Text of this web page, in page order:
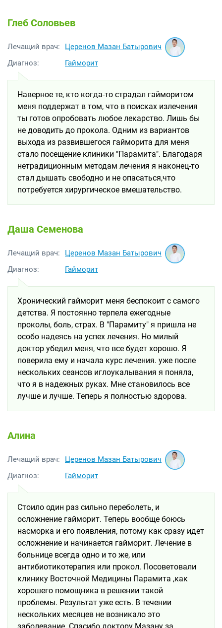
Глеб Соловьев
Лечащий врач:
Церенов Мазан Батырович
Диагноз:
Гайморит
Наверное те, кто когда-то страдал гайморитом
меня поддержат в том, что в поисках излечения
ты готов опробовать любое лекарство. Лишь бы
не доводить до прокола. Одним из вариантов
выхода из развившегося гайморита для меня
стало посещение клиники "Парамита". Благодаря
нетрадиционным методам лечения я наконец-то
стал дышать свободно и не опасаться,что
потребуется хирургическое вмешательство.
Даша Семенова
Лечащий врач:
Церенов Мазан Батырович
Диагноз:
Гайморит
Хронический гайморит меня беспокоит с самого
детства. Я постоянно терпела ежегодные
проколы, боль, страх. В "Парамиту" я пришла не
особо надеясь на успех лечения. Но милый
доктор убедил меня, что все будет хорошо. Я
поверила ему и начала курс лечения. уже после
нескольких сеансов иглоукалывания я поняла,
что я в надежных руках. Мне становилось все
лучше и лучше. Теперь я полностью здорова.
Алина
Лечащий врач:
Церенов Мазан Батырович
Диагноз:
Гайморит
Стоило один раз сильно переболеть, и
осложнение гайморит. Теперь вообще боюсь
насморка и его появления, потому как сразу идет
осложнение и начинается гайморит. Лечение в
больнице всегда одно и то же, или
антибиотикотерапия или прокол. Посоветовали
клинику Восточной Медицины Парамита ,как
хорошего помощника в решении такой
проблемы. Результат уже есть. В течении
нескольких месяцев не возникало это